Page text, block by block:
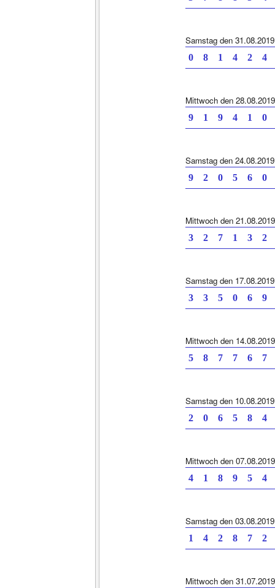
Samstag den 31.08.2019
0 8 1 4 2 4
Mittwoch den 28.08.2019
9 1 9 4 1 0
Samstag den 24.08.2019
9 2 0 5 6 0
Mittwoch den 21.08.2019
3 2 7 1 3 2
Samstag den 17.08.2019
3 3 5 0 6 9
Mittwoch den 14.08.2019
5 8 7 7 6 7
Samstag den 10.08.2019
2 0 6 5 8 4
Mittwoch den 07.08.2019
4 1 8 9 5 4
Samstag den 03.08.2019
1 4 2 8 7 2
Mittwoch den 31.07.2019